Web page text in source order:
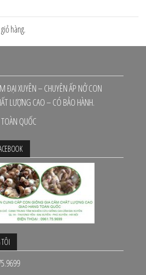
hàng.
ĐẠI XUYÊN – CHUYÊN ẤP NỞ CON
LƯỢNG CAO – CÓ BẢO HÀNH.
QUỐC